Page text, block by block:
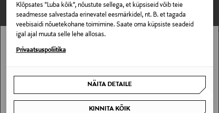
Klõpsates "Luba kõik", nõustute sellega, et küpsiseid võib teie
seadmesse salvestada erinevatel eesmärkidel, nt. B. et tagada
veebisaidi nõuetekohane toimimine. Saate oma küpsiste seadeid
igal ajal muuta selle lehe allosas.
Privaatsuspoliitika
NÄITA DETAILE
KINNITA KÕIK
Lõhna tüüp
Parfüüm
avamata originaalpakendis.
E-POE TAGASTUSED
Stockmann pole Sinu riigis saadaval.
SAAN ARU